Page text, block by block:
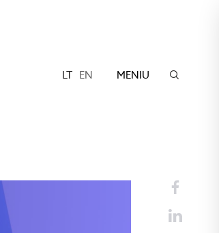
LT EN MENIU